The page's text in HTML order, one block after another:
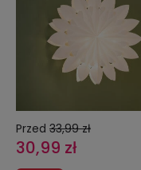
Przed 33,99 zł
30,99 zł